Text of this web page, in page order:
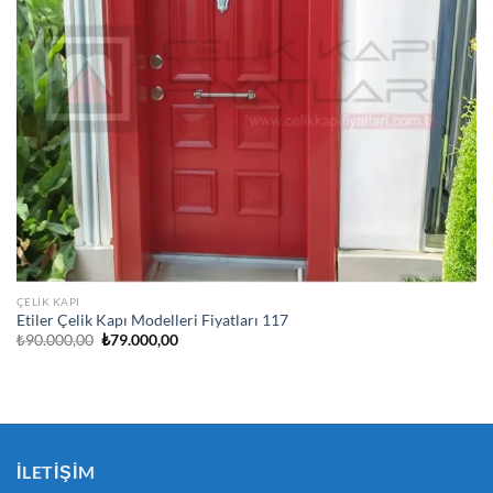
ÇELIK KAPI
Etiler Çelik Kapı Modelleri Fiyatları 117
₺90.000,00 Orijinal
₺79.000,00Şu
İLETIŞIM